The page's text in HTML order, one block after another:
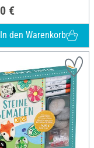
€
In den Warenkorb